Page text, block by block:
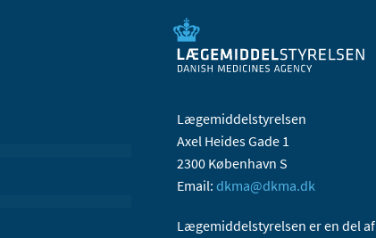
Lægemiddelstyrelsen
Axel Heides Gade 1
2300 København S
Email: dkma@dkma.dk
Lægemiddelstyrelsen er en del af